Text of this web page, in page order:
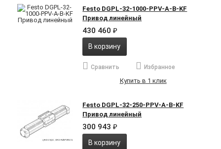
Festo DGPL-32-1000-PPV-A-B-KF
Привод линейный
430 460₽
В корзину
Сравнить Избранное
Купить в 1 клик
Festo DGPL-32-250-PPV-A-B-KF
Привод линейный
300 943₽
В корзину